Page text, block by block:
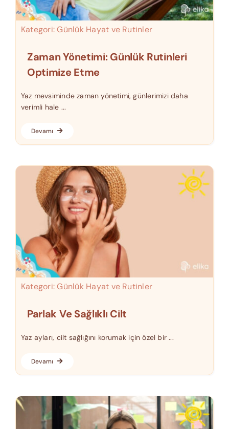
Kategori:Günlük Hayat ve Rutinler
Zaman Yönetimi: Günlük Rutinleri
Optimize Etme
Yaz mevsiminde zaman yönetimi, günlerimizi daha
verimli hale ...
Devamı
Kategori:Günlük Hayat ve Rutinler
Parlak Ve Sağlıklı Cilt
Yaz ayları, cilt sağlığını korumak için özel bir ...
Devamı